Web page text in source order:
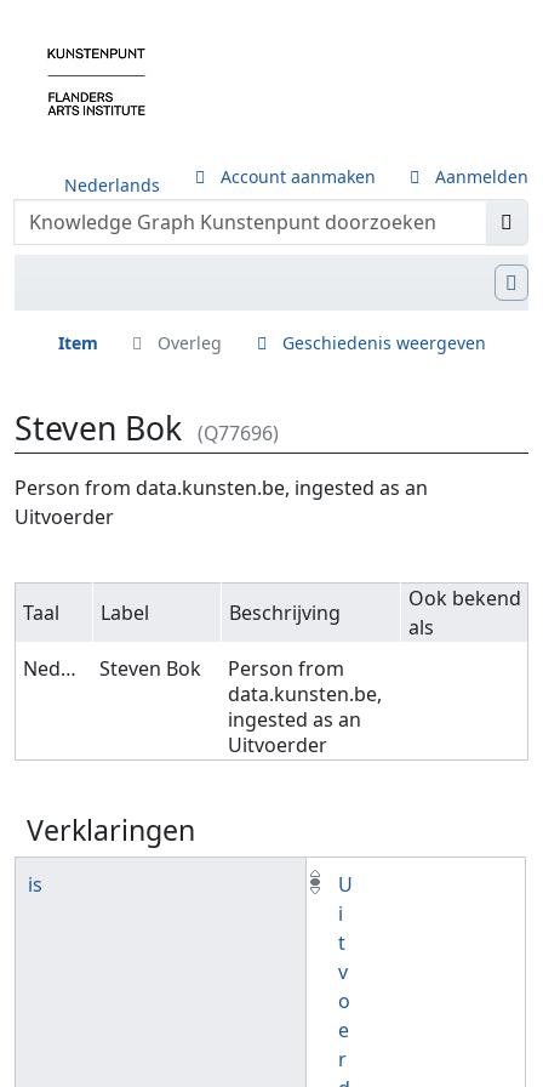
Nederlands Account aanmaken Aanmelden
Item Overleg Geschiedenis weergeven
Steven Bok (Q77696)
Ga naar:navigatie,zoeken
Person from data.kunsten.be, ingested as an
Uitvoerder
Taal Label Beschrijving
Ook bekend
als
Nederlands
Steven Bok
Person from
data.kunsten.be,
ingested as an
Uitvoerder
Verklaringen
is
U
i
t
v
o
e
r